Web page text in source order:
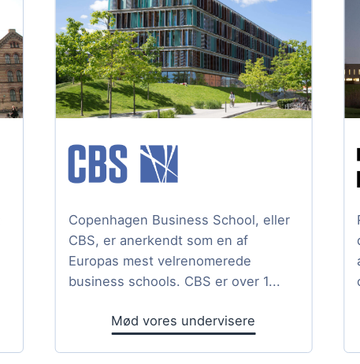
Copenhagen Business School, eller
CBS, er anerkendt som en af
Europas mest velrenomerede
business schools. CBS er over 1...
Mød vores undervisere